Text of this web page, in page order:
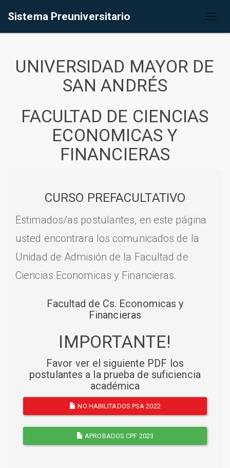
Sistema Preuniversitario
UNIVERSIDAD MAYOR DE
SAN ANDRÉS
FACULTAD DE CIENCIAS
ECONOMICAS Y
FINANCIERAS
CURSO PREFACULTATIVO
Estimados/as postulantes, en este página
usted encontrara los comunicados de la
Unidad de Admisión de la Facultad de
Ciencias Economicas y Financieras.
Facultad de Cs. Economicas y
Financieras
IMPORTANTE!
Favor ver el siguiente PDF los
postulantes a la prueba de suficiencia
académica
NO HABILITADOS PSA 2022
APROBADOS CPF 2023